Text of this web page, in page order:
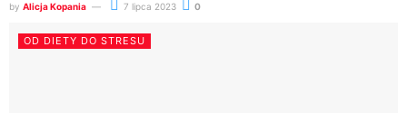
by Alicja Kopania 7 lipca 2023 0
OD DIETY DO STRESU